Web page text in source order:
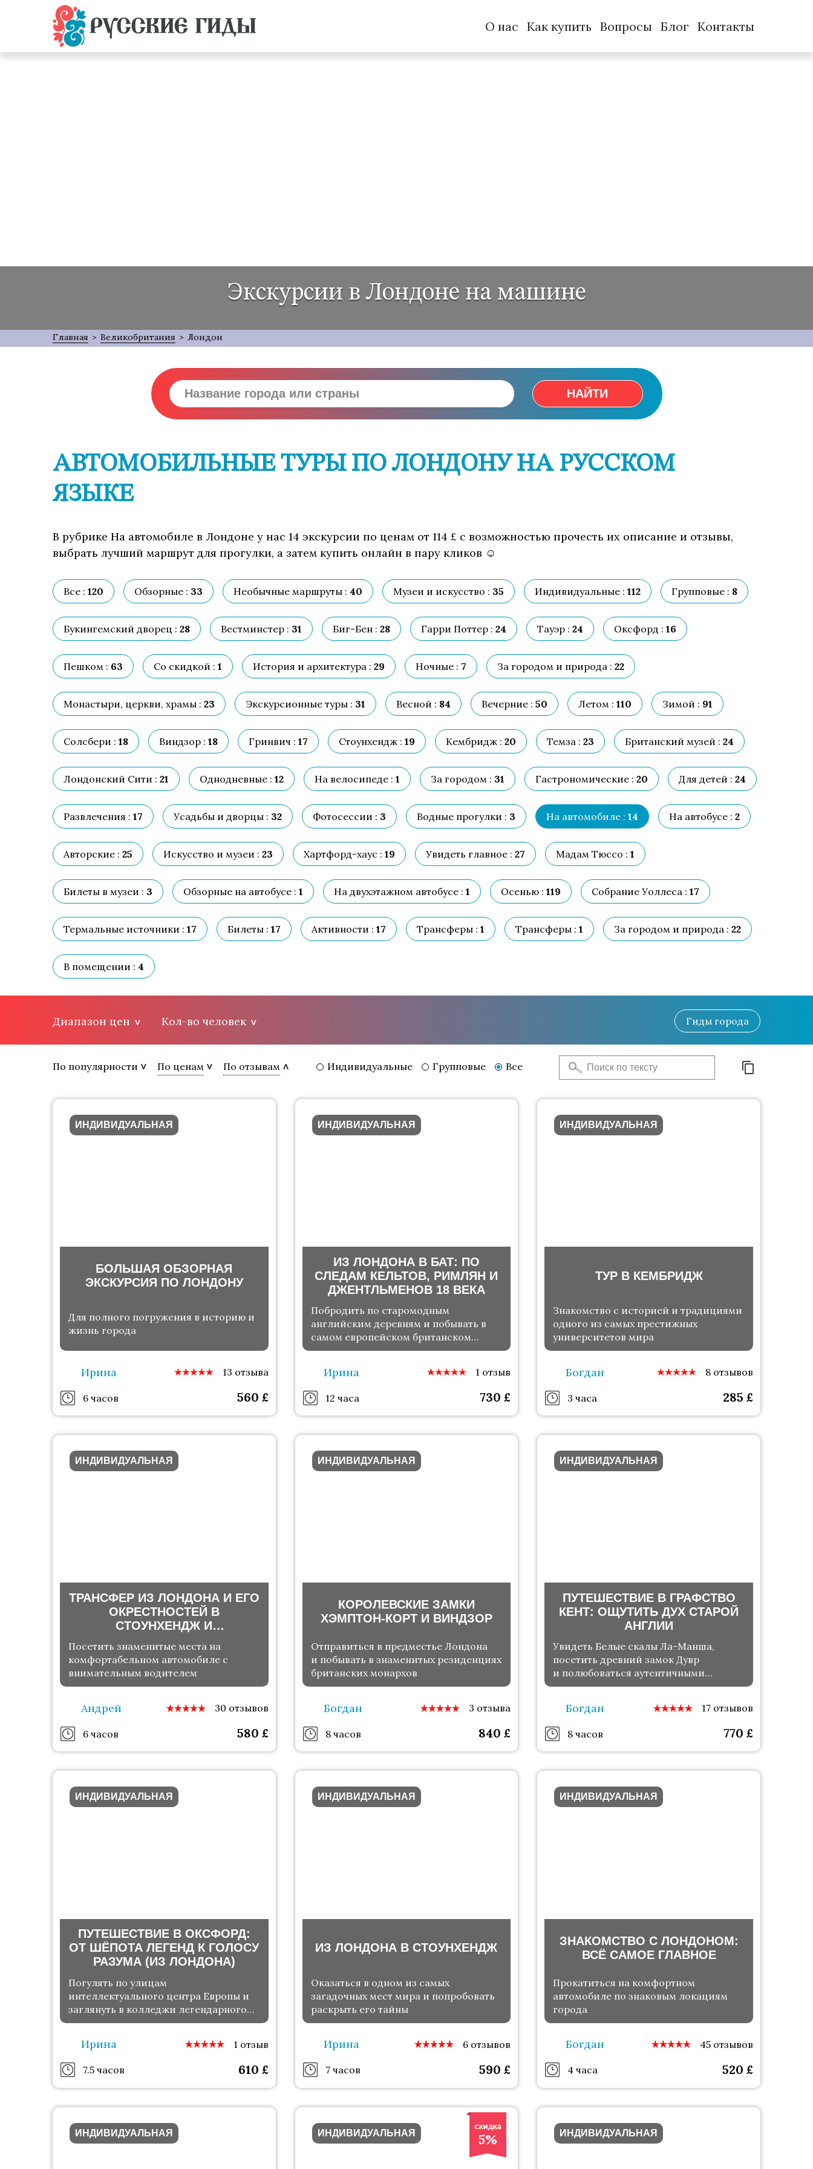
О нас Как купить Вопросы Блог Контакты
Экскурсии в Лондоне на машине
Главная > Великобритания > Лондон
НАЙТИ
АВТОМОБИЛЬНЫЕ ТУРЫ ПО ЛОНДОНУ НА РУССКОМ
ЯЗЫКЕ
В рубрике На автомобиле в Лондоне у нас 14 экскурсии по ценам от 114 £ с возможностью прочесть их описание и отзывы,
выбрать лучший маршрут для прогулки, а затем купить онлайн в пару кликов ☺
Все : 120 Обзорные : 33 Необычные маршруты : 40 Музеи и искусство : 35 Индивидуальные : 112 Групповые : 8
Букингемский дворец : 28 Вестминстер : 31 Биг-Бен : 28 Гарри Поттер : 24 Тауэр : 24 Оксфорд : 16
Пешком : 63 Со скидкой : 1 История и архитектура : 29 Ночные : 7 За городом и природа : 22
Монастыри, церкви, храмы : 23 Экскурсионные туры : 31 Весной : 84 Вечерние : 50 Летом : 110 Зимой : 91
Солсбери : 18 Виндзор : 18 Гринвич : 17 Стоунхендж : 19 Кембридж : 20 Темза : 23 Британский музей : 24
Лондонский Сити : 21 Однодневные : 12 На велосипеде : 1 За городом : 31 Гастрономические : 20 Для детей : 24
Развлечения : 17 Усадьбы и дворцы : 32 Фотосессии : 3 Водные прогулки : 3 На автомобиле : 14 На автобусе : 2
Авторские : 25 Искусство и музеи : 23 Хартфорд-хаус : 19 Увидеть главное : 27 Мадам Тюссо : 1
Билеты в музеи : 3 Обзорные на автобусе : 1 На двухэтажном автобусе : 1 Осенью : 119 Собрание Уоллеса : 17
Термальные источники : 17 Билеты : 17 Активности : 17 Трансферы : 1 Трансферы : 1 За городом и природа : 22
В помещении : 4
Диапазон цен Кол-во человек Гиды города
По популярности По ценам По отзывам Индивидуальные Групповые Все
ИНДИВИДУАЛЬНАЯ
БОЛЬШАЯ ОБЗОРНАЯ
ЭКСКУРСИЯ ПО ЛОНДОНУ
Для полного погружения в историю и
жизнь города
Ирина 13 отзыва
6 часов 560 £
ИНДИВИДУАЛЬНАЯ
ИЗ ЛОНДОНА В БАТ: ПО
СЛЕДАМ КЕЛЬТОВ, РИМЛЯН И
ДЖЕНТЛЬМЕНОВ 18 ВЕКА
Побродить по старомодным
английским деревням и побывать в
самом европейском британском
городе
Ирина 1 отзыв
12 часа 730£
ИНДИВИДУАЛЬНАЯ
ТУР В КЕМБРИДЖ
Знакомство с историей и традициями
одного из самых престижных
университетов мира
Богдан 8 отзывов
3 часа 285 £
ИНДИВИДУАЛЬНАЯ
ТРАНСФЕР ИЗ ЛОНДОНА И ЕГО
ОКРЕСТНОСТЕЙ В
СТОУНХЕНДЖ И
Посетить знаменитые места на
комфортабельном автомобиле с
внимательным водителем
Андрей 30 отзывов
6 часов 580 £
ИНДИВИДУАЛЬНАЯ
КОРОЛЕВСКИЕ ЗАМКИ
ХЭМПТОН-КОРТ И ВИНДЗОР
Отправиться в предместье Лондона
и побывать в знаменитых резиденциях
британских монархов
Богдан 3 отзыва
8 часов 840£
ИНДИВИДУАЛЬНАЯ
ПУТЕШЕСТВИЕ В ГРАФСТВО
КЕНТ: ОЩУТИТЬ ДУХ СТАРОЙ
АНГЛИИ
Увидеть Белые скалы Ла-Манша,
посетить древний замок Дувр
и полюбоваться аутентичными
деревушками
Богдан 17 отзывов
8 часов 770 £
ИНДИВИДУАЛЬНАЯ
ПУТЕШЕСТВИЕ В ОКСФОРД:
ОТ ШЁПОТА ЛЕГЕНД К ГОЛОСУ
РАЗУМА (ИЗ ЛОНДОНА)
Погулять по улицам
интеллектуального центра Европы и
заглянуть в колледжи легендарного
университета
Ирина 1 отзыв
7.5 часов 610 £
ИНДИВИДУАЛЬНАЯ
ИЗ ЛОНДОНА В СТОУНХЕНДЖ
Оказаться в одном из самых
загадочных мест мира и попробовать
раскрыть его тайны
Ирина 6 отзывов
7 часов 590£
ИНДИВИДУАЛЬНАЯ
ЗНАКОМСТВО С ЛОНДОНОМ:
ВСЁ САМОЕ ГЛАВНОЕ
Прокатиться на комфортном
автомобиле по знаковым локациям
города
Богдан 45 отзывов
4 часа 520 £
ИНДИВИДУАЛЬНАЯ 5%
ИНДИВИДУАЛЬНАЯ ИНДИВИДУАЛЬНАЯ